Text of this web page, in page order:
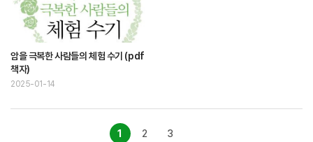
암을 극복한 사람들의 체험 수기 (pdf
책자)
2025-01-14
1 2 3